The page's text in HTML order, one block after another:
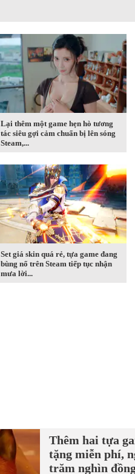
Lại thêm một game hẹn hò tương
tác siêu gợi cảm chuẩn bị lên sóng
Steam,...
Set giá skin quá rẻ, tựa game đang
bùng nổ trên Steam tiếp tục nhận
mưa lời...
Thêm hai tựa
tặng miễn phí,
trăm nghìn